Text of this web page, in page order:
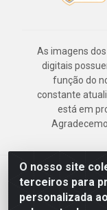
O nosso site
terceiros para
personalizada
As imagens
digitais
função do
constante
está em
Deskontão Atacado -
Imbiribeira - Recife/